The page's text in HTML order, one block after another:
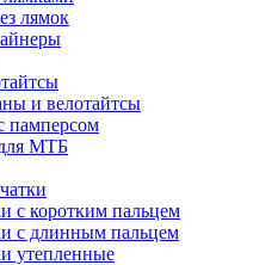
лямок
и велотайтсы
памперсом
МТБ
с коротким пальцем
с длинным пальцем
утепленные